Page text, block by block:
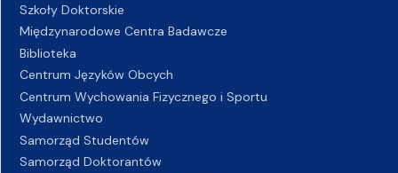
Szkoły Doktorskie
Międzynarodowe Centra Badawcze
Biblioteka
Centrum Języków Obcych
Centrum Wychowania Fizycznego i Sportu
Wydawnictwo
Samorząd Studentów
Samorząd Doktorantów